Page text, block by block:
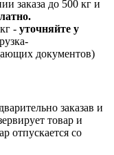
заказа до 500 кг и
- уточняйте у
документов)
заказав и
товар и
отпускается со